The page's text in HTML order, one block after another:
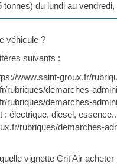
du lundi au
véhicule ?
suivants :
www.saint-groux.fr/
rubriques/demarches-
rubriques/demarches-
: électrique, diesel,
rubriques/demarches-
vignette Crit'Air